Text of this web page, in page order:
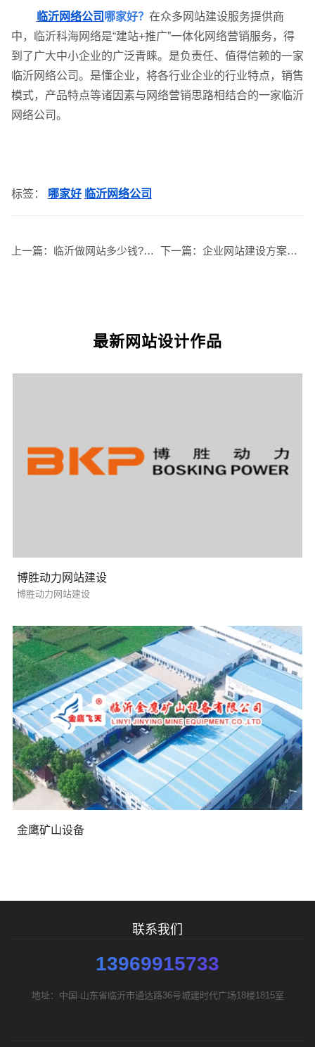
临沂网络公司 哪家好？ 在众多网站建设服务提供商
中，临沂科海网络是“建站+推广”一体化网络营销服务，得
到了广大中小企业的广泛青睐。是负责任、值得信赖的一家
临沂网络公司。是懂企业，将各行业企业的行业特点，销售
模式，产品特点等诸因素与网络营销思路相结合的一家临沂
网络公司。
标签： 哪家好 临沂网络公司
上一篇： 临沂做网站多少钱?临沂网站建设套餐最新报价 下一篇：企业网站建设方案都应该包括哪些内容
最新网站设计作品
博胜动力网站建设
博胜动力网站建设
金鹰矿山设备
联系我们
13969915733
地址：中国·山东省临沂市通达路36号城建时代广场18楼1815室
企业网站建设 · 营销型网站建设 · SEO搜索优
英文及多语言网站建设
您的预算 1万-3万 3万-5万
需要方案后报价